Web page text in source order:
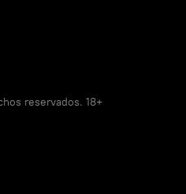
reservados. 18+